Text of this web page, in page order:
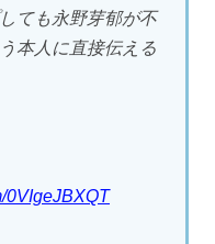
ても永野芽郁が不
本人に直接伝える
0VIgeJBXQT